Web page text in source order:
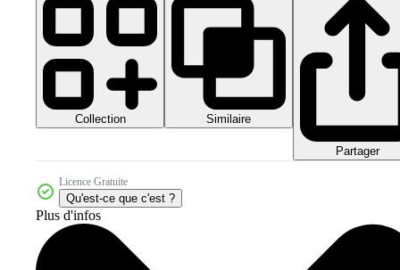
Collection Similaire
Partager
Licence Gratuite
Qu'est-ce que c'est ?
Plus d'infos